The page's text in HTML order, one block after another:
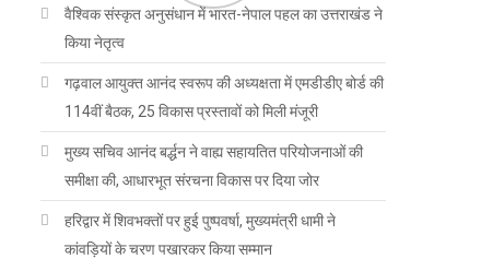
वैश्विक संस्कृत अनुसंधान में भारत-नेपाल पहल का उत्तराखंड ने
किया नेतृत्व
गढ़वाल आयुक्त आनंद स्वरूप की अध्यक्षता में एमडीडीए बोर्ड की
114वीं बैठक, 25 विकास प्रस्तावों को मिली मंजूरी
मुख्य सचिव आनंद बर्द्धन ने वाह्य सहायतित परियोजनाओं की
समीक्षा की, आधारभूत संरचना विकास पर दिया जोर
हरिद्वार में शिवभक्तों पर हुई पुष्पवर्षा, मुख्यमंत्री धामी ने
कांवड़ियों के चरण पखारकर किया सम्मान